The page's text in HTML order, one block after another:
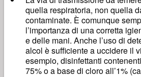
quella respiratoria, non quella
contaminate. È comunque
l’importanza di una corretta
e delle mani. Anche l’uso di
alcol è sufficiente a uccidere il
esempio, disinfettanti
75% o a base di cloro all’1%